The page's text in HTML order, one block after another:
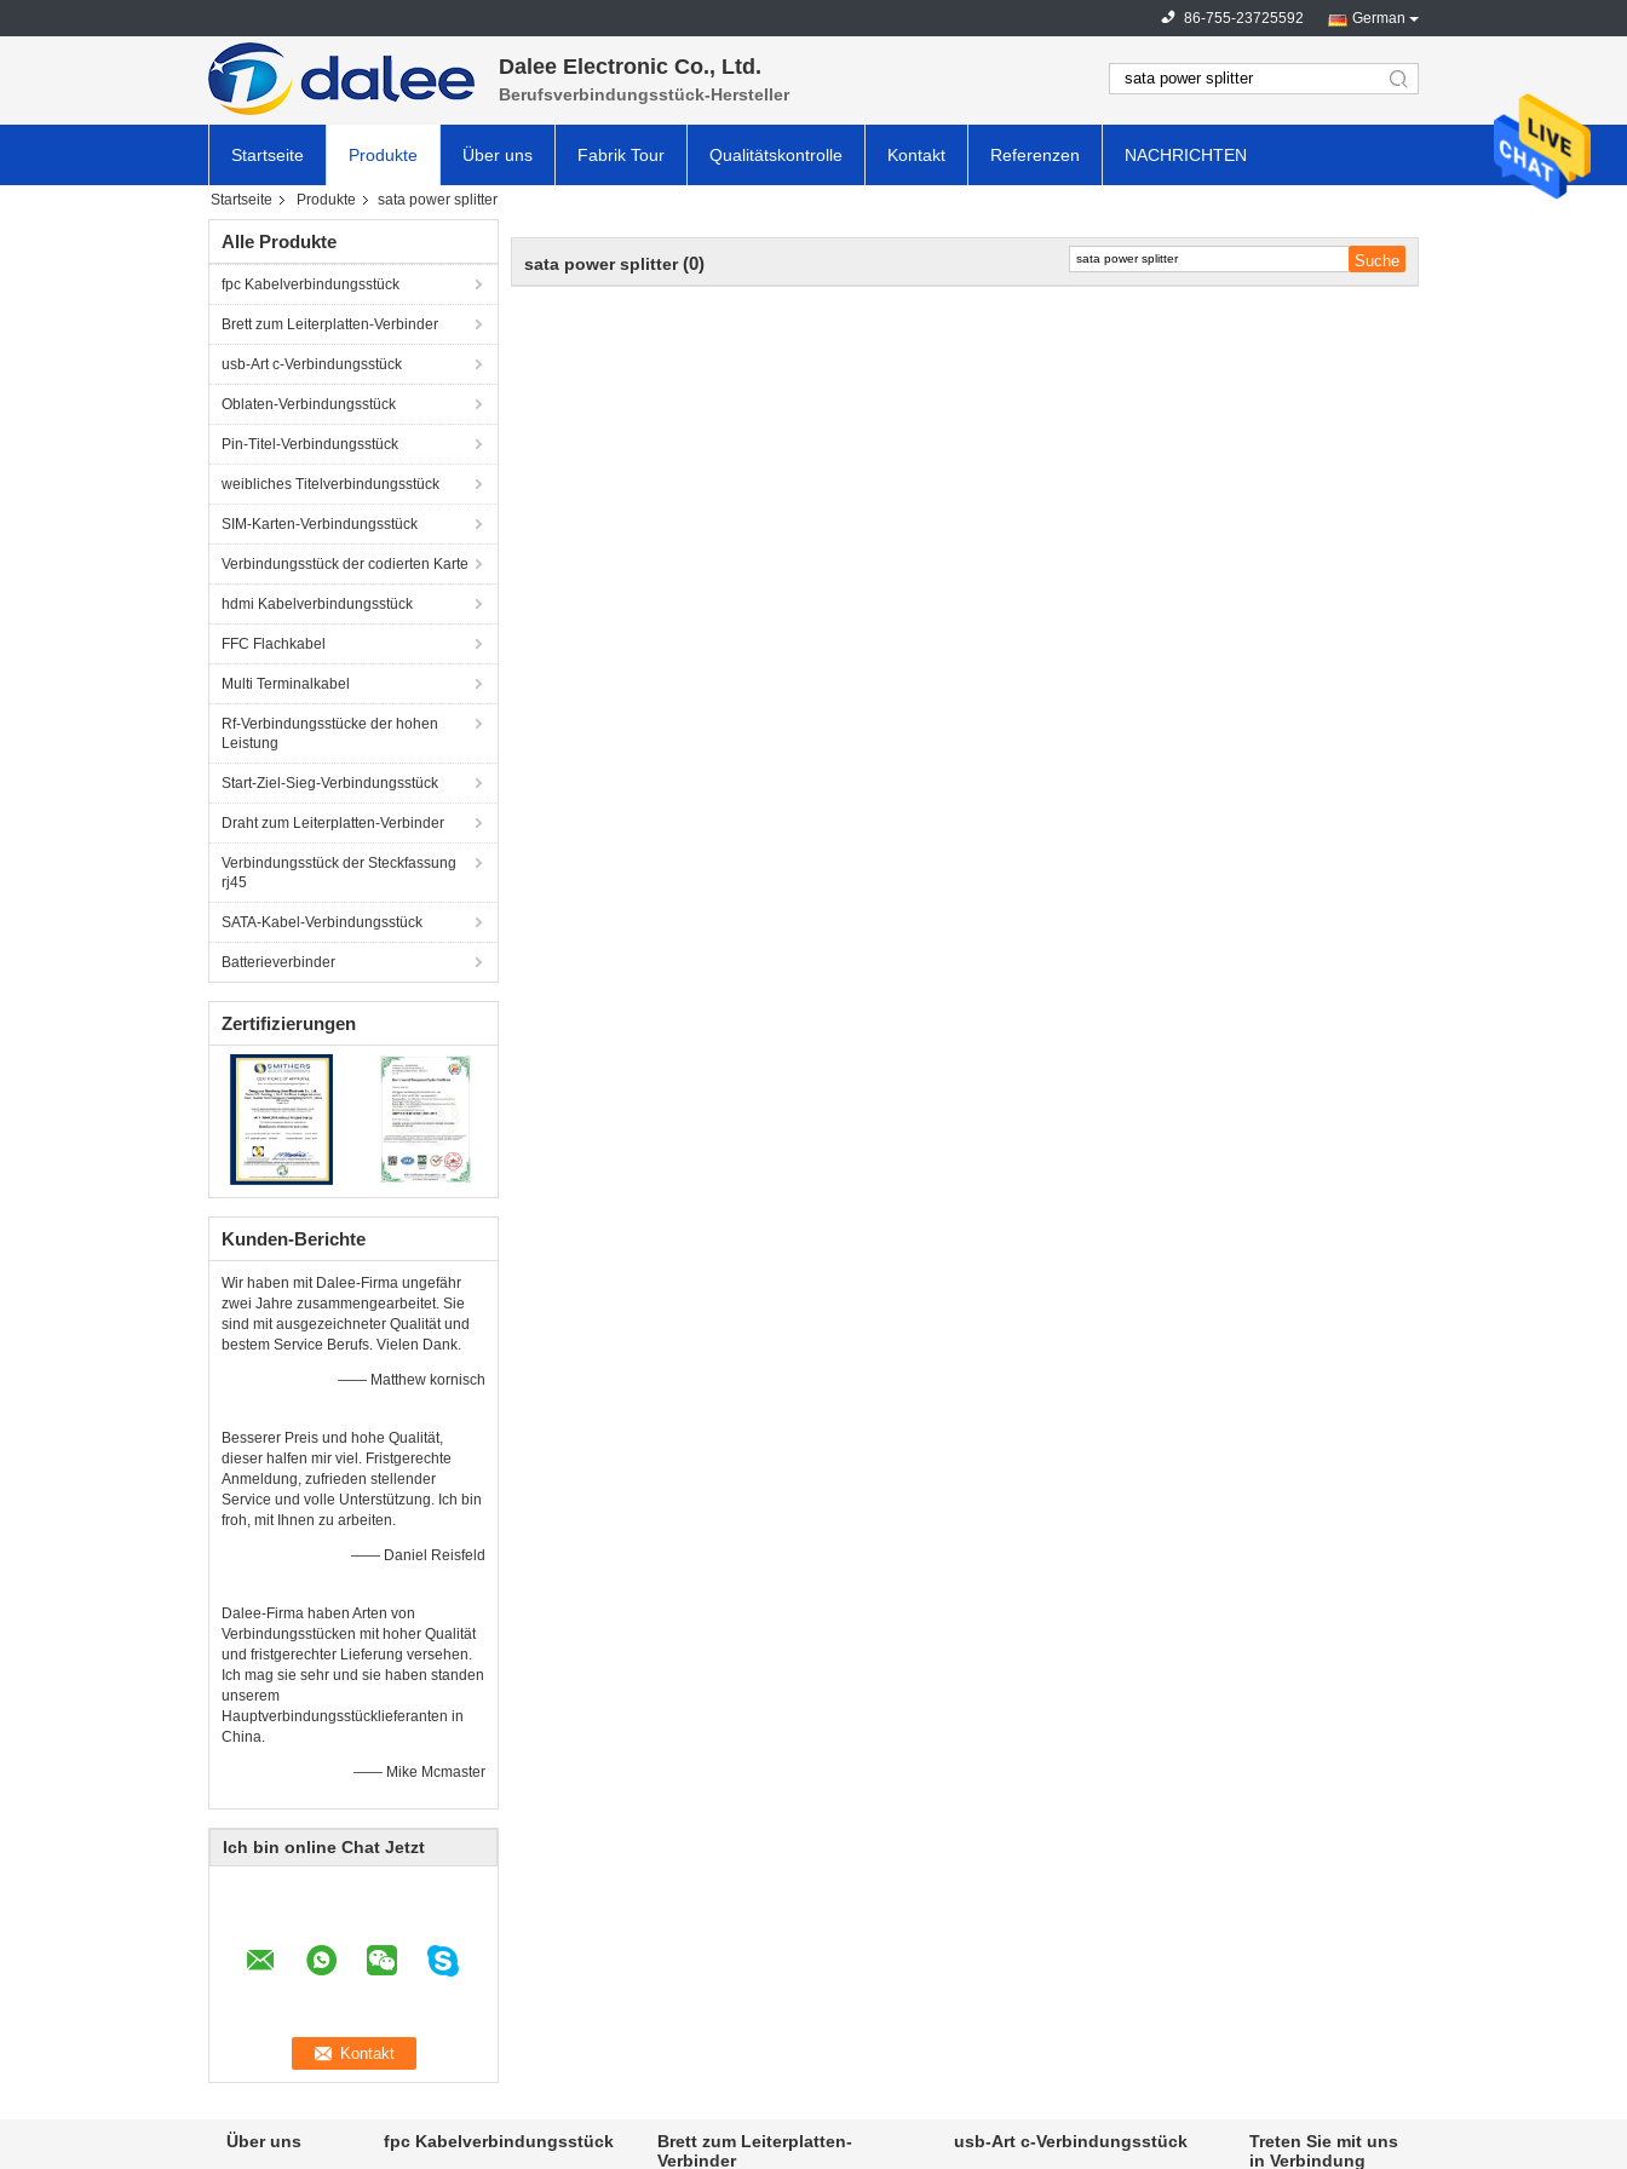
German
86-755-23725592
Dalee Electronic Co., Ltd.
Berufsverbindungsstück-Hersteller search
Startseite Produkte Über uns Fabrik Tour Qualitätskontrolle Kontakt Referenzen NACHRICHTEN
Startseite Produkte sata power splitter
Alle Produkte
fpc Kabelverbindungsstück
Brett zum Leiterplatten-Verbinder
usb-Art c-Verbindungsstück
Oblaten-Verbindungsstück
Pin-Titel-Verbindungsstück
weibliches Titelverbindungsstück
SIM-Karten-Verbindungsstück
Verbindungsstück der codierten Karte
hdmi Kabelverbindungsstück
FFC Flachkabel
Multi Terminalkabel
Rf-Verbindungsstücke der hohen
Leistung
Start-Ziel-Sieg-Verbindungsstück
Draht zum Leiterplatten-Verbinder
Verbindungsstück der Steckfassung
rj45
SATA-Kabel-Verbindungsstück
Batterieverbinder
Zertifizierungen
Kunden-Berichte
Wir haben mit Dalee-Firma ungefähr
zwei Jahre zusammengearbeitet. Sie
sind mit ausgezeichneter Qualität und
bestem Service Berufs. Vielen Dank.
—— Matthew kornisch
Besserer Preis und hohe Qualität,
dieser halfen mir viel. Fristgerechte
Anmeldung, zufrieden stellender
Service und volle Unterstützung. Ich bin
froh, mit Ihnen zu arbeiten.
—— Daniel Reisfeld
Dalee-Firma haben Arten von
Verbindungsstücken mit hoher Qualität
und fristgerechter Lieferung versehen.
Ich mag sie sehr und sie haben standen
unserem
Hauptverbindungsstücklieferanten in
China.
—— Mike Mcmaster
Ich bin online Chat Jetzt
sata power splitter (0)
Über uns fpc Kabelverbindungsstück
Brett zum Leiterplatten-
Verbinder
usb-Art c-Verbindungsstück
Treten Sie mit uns
in Verbindung